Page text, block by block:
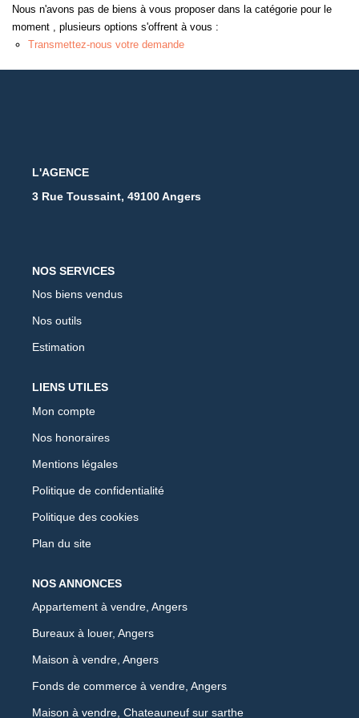
Nous n'avons pas de biens à vous proposer dans la catégorie pour le
moment , plusieurs options s'offrent à vous :
Transmettez-nous votre demande
L'AGENCE
3 Rue Toussaint, 49100 Angers
NOS SERVICES
Nos biens vendus
Nos outils
Estimation
LIENS UTILES
Mon compte
Nos honoraires
Mentions légales
Politique de confidentialité
Politique des cookies
Plan du site
NOS ANNONCES
Appartement à vendre, Angers
Bureaux à louer, Angers
Maison à vendre, Angers
Fonds de commerce à vendre, Angers
Maison à vendre, Chateauneuf sur sarthe